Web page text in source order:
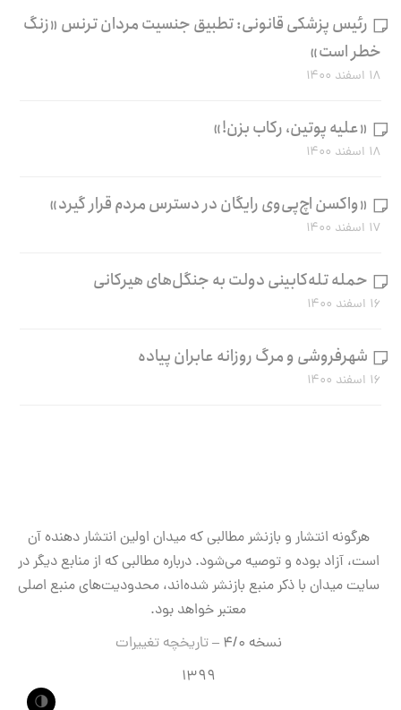
رئیس پزشکی قانونی: تطبیق جنسیت مردان ترنس «زنگ
خطر است»
۱۸ اسفند ۱۴۰۰
«علیه پوتین، رکاب بزن!»
۱۸ اسفند ۱۴۰۰
«واکسن اچ‌پی‌وی رایگان در دسترس مردم قرار گیرد»
۱۷ اسفند ۱۴۰۰
حمله تله‌کابینی دولت به جنگل‌های هیرکانی
۱۶ اسفند ۱۴۰۰
شهرفروشی و مرگ روزانه عابران پیاده
۱۶ اسفند ۱۴۰۰
هرگونه انتشار و بازنشر مطالبی که میدان اولین انتشار دهنده آن
است، آزاد بوده و توصیه می‌شود. درباره مطالبی که از منابع دیگر در
سایت میدان با ذکر منبع بازنشر شده‌اند، محدودیت‌های منبع اصلی
معتبر خواهد بود.
نسخه ۴/۰ –
تاریخچه تغییرات
۱۳۹۹
🌗